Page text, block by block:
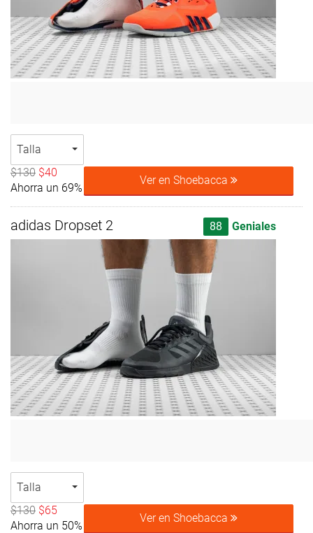
Talla
$130 $40
Ahorra un 69%
Ver en Shoebacca
adidas Dropset 2 88 Geniales
Talla
$130 $65
Ahorra un 50%
Ver en Shoebacca